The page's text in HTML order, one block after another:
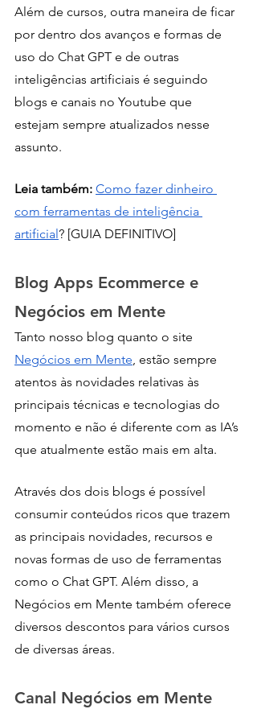
Além de cursos, outra maneira de ficar
por dentro dos avanços e formas de
uso do Chat GPT e de outras
inteligências artificiais é seguindo
blogs e canais no Youtube que
estejam sempre atualizados nesse
assunto.
Leia também: Como fazer dinheiro
com ferramentas de inteligência
artificial ? [GUIA DEFINITIVO]
Blog Apps Ecommerce e
Negócios em Mente
Tanto nosso blog quanto o site
Negócios em Mente, estão sempre
atentos às novidades relativas às
principais técnicas e tecnologias do
momento e não é diferente com as IA’s
que atualmente estão mais em alta.
Através dos dois blogs é possível
consumir conteúdos ricos que trazem
as principais novidades, recursos e
novas formas de uso de ferramentas
como o Chat GPT. Além disso, a
Negócios em Mente também oferece
diversos descontos para vários cursos
de diversas áreas.
Canal Negócios em Mente